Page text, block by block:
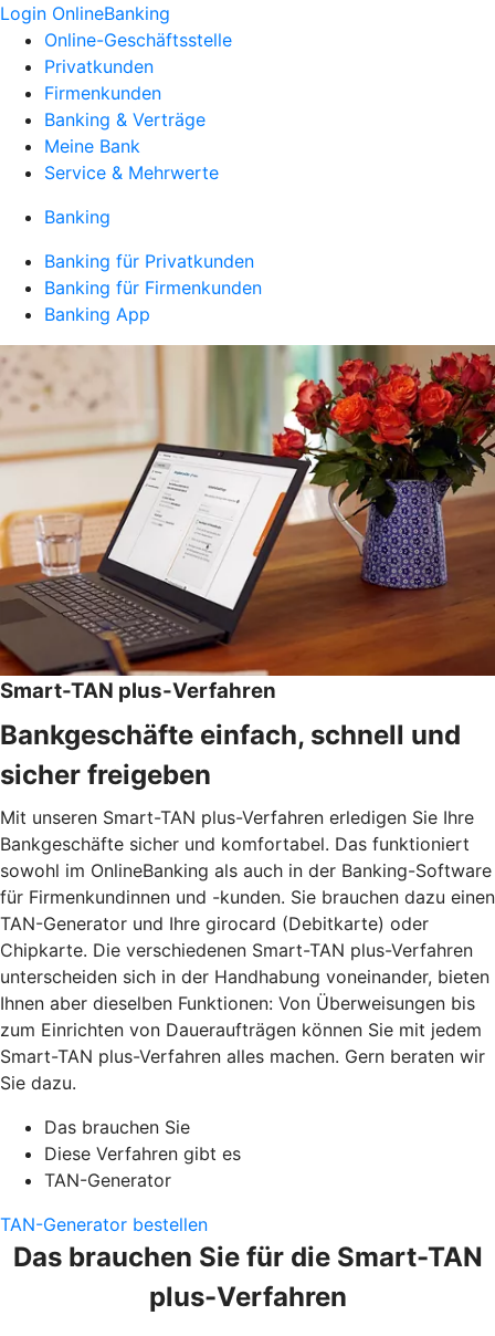
Login OnlineBanking
Online-Geschäftsstelle
Privatkunden
Firmenkunden
Banking & Verträge
Meine Bank
Service & Mehrwerte
Banking
Banking für Privatkunden
Banking für Firmenkunden
Banking App
Smart-TAN plus-Verfahren
Bankgeschäfte einfach, schnell und
sicher freigeben
Mit unseren Smart-TAN plus-Verfahren erledigen Sie Ihre
Bankgeschäfte sicher und komfortabel. Das funktioniert
sowohl im OnlineBanking als auch in der Banking-Software
für Firmenkundinnen und -kunden. Sie brauchen dazu einen
TAN-Generator und Ihre girocard (Debitkarte) oder
Chipkarte. Die verschiedenen Smart-TAN plus-Verfahren
unterscheiden sich in der Handhabung voneinander, bieten
Ihnen aber dieselben Funktionen: Von Überweisungen bis
zum Einrichten von Daueraufträgen können Sie mit jedem
Smart-TAN plus-Verfahren alles machen. Gern beraten wir
Sie dazu.
Das brauchen Sie
Diese Verfahren gibt es
TAN-Generator
TAN-Generator bestellen
Das brauchen Sie für die Smart-TAN
plus-Verfahren